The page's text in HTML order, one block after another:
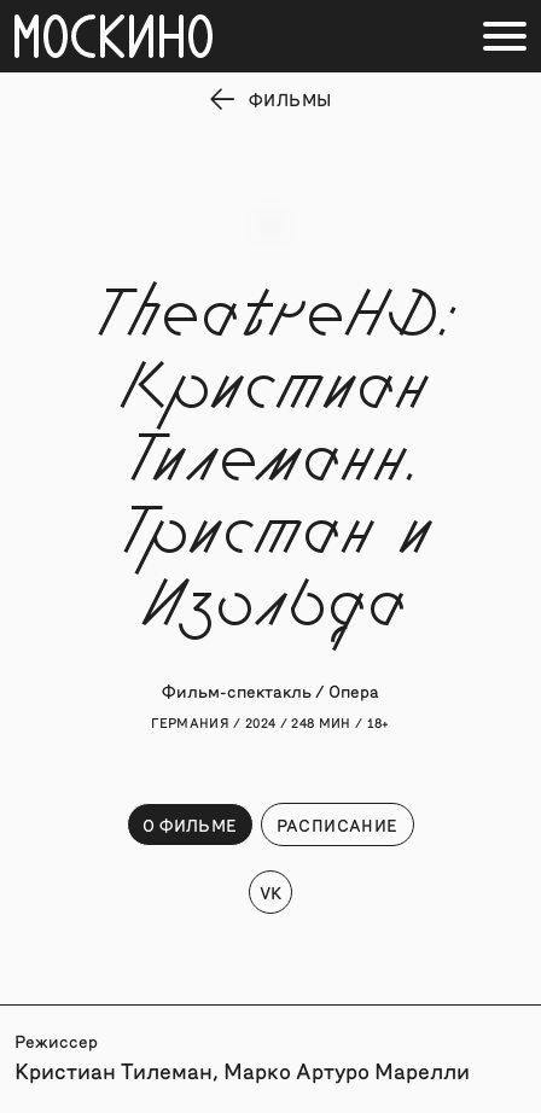
ФИЛЬМЫ
TheatreHD:
Кристиан
Тилеманн.
Тристан и
Изольда
Фильм-спектакль / Опера
ГЕРМАНИЯ / 2024 / 248 МИН / 18+
О ФИЛЬМЕ РАСПИСАНИЕ
VK
Режиссер
Кристиан Тилеман, Марко Артуро Марелли